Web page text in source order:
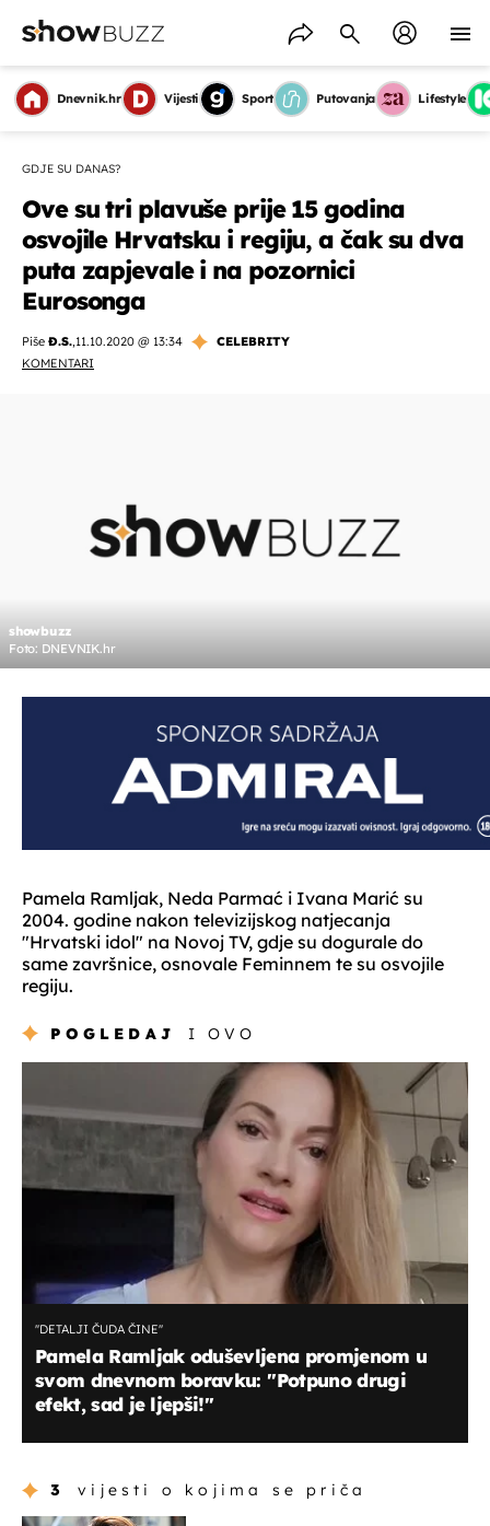
Dnevnik.hr Vijesti Sport Putovanja Lifestyle
GDJE SU DANAS?
Ove su tri plavuše prije 15 godina
osvojile Hrvatsku i regiju, a čak su dva
puta zapjevale i na pozornici
Eurosonga
Piše Đ.S.,11.10.2020 @ 13:34
CELEBRITY
KOMENTARI
showbuzz
Foto: DNEVNIK.hr
Pamela Ramljak, Neda Parmać i Ivana Marić su
2004. godine nakon televizijskog natjecanja
"Hrvatski idol" na Novoj TV, gdje su dogurale do
same završnice, osnovale Feminnem te su osvojile
regiju.
POGLEDAJ I OVO
''DETALJI ČUDA ČINE''
Pamela Ramljak oduševljena promjenom u
svom dnevnom boravku: ''Potpuno drugi
efekt, sad je ljepši!''
3 vijesti o kojima se priča